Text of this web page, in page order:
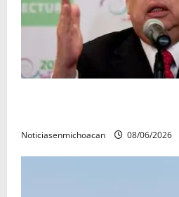
Noticiasenmichoacan 08/06/2026